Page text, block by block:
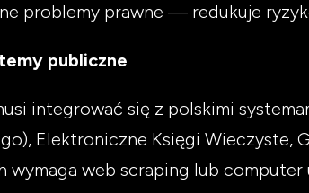
problemy prawne — redukuje
publiczne
integrować się z polskimi
Elektroniczne Księgi Wieczyste,
web scraping lub